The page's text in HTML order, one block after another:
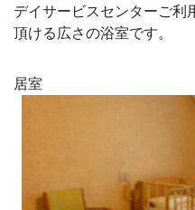
デイサービスセンターご利
頂ける広さの浴室です。
居室